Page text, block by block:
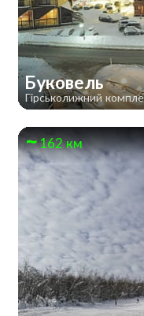
Буковель
Гірськолижний
162 км